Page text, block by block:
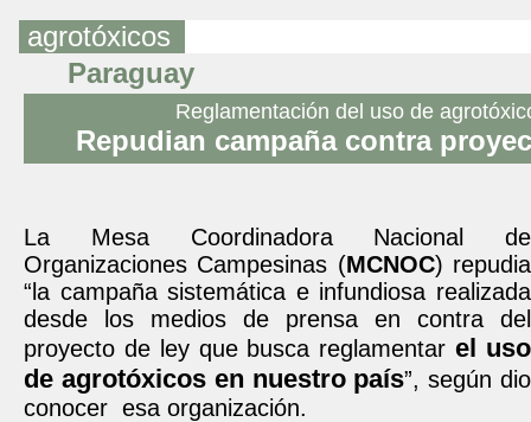
agrotóxicos
Paraguay
Reglamentación del uso de
Repudian campaña contra
La Mesa Coordinadora Nacional de
Organizaciones Campesinas (MCNOC) repudia
“la campaña sistemática e infundiosa realizada
desde los medios de prensa en contra del
proyecto de ley que busca reglamentarel uso
de agrotóxicos en nuestro país”, según dio
conocer esa organización.